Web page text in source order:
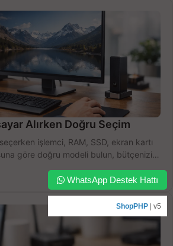
Alırken Doğru Seçim
işlemci, RAM, SSD, ekran kartı
göre doğru modeli bulun, bütçenizi
WhatsApp Destek Hattı
ShopPHP | v5